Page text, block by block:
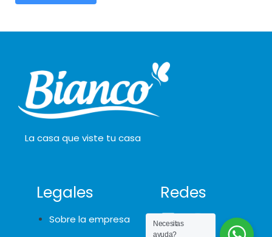
La casa que viste tu casa
Legales
Sobre la empresa
Redes
Necesitas
ayuda?